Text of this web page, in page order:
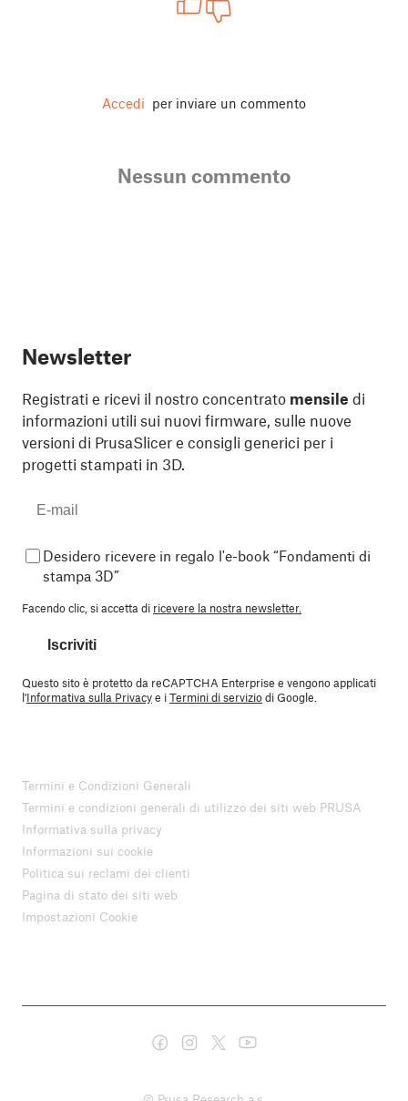
Accedi per inviare un commento
Nessun commento
Newsletter
Registrati e ricevi il nostro concentrato mensile di
informazioni utili sui nuovi firmware, sulle nuove
versioni di PrusaSlicer e consigli generici per i
progetti stampati in 3D.
Desidero ricevere in regalo l'e-book “Fondamenti di
stampa 3D”
Facendo clic, si accetta di ricevere la nostra newsletter.
Iscriviti
Questo sito è protetto da reCAPTCHA Enterprise e vengono applicati
l'Informativa sulla Privacye iTermini di serviziodi Google.
Termini e Condizioni Generali
Termini e condizioni generali di utilizzo dei siti web PRUSA
Informativa sulla privacy
Informazioni sui cookie
Politica sui reclami dei clienti
Pagina di stato dei siti web
Impostazioni Cookie